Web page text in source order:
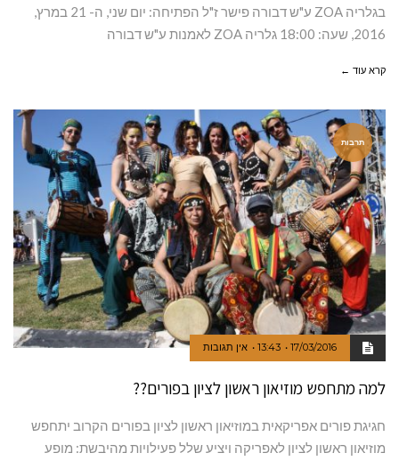
בגלריה ZOA ע"ש דבורה פישר ז"ל הפתיחה: יום שני, ה- 21 במרץ,
2016, שעה: 18:00 גלריה ZOA לאמנות ע"ש דבורה
קרא עוד ←
תרבות
17/03/2016
13:43 אין תגובות
למה מתחפש מוזיאון ראשון לציון בפורים??
חגיגת פורים אפריקאית במוזיאון ראשון לציון בפורים הקרוב יתחפש
מוזיאון ראשון לציון לאפריקה ויציע שלל פעילויות מהיבשת: מופע